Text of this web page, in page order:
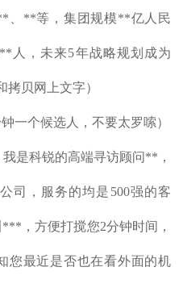
、**等，集团规模**亿人民
人，未来5年战略规划成为
贝网上文字）
一个候选人，不要太罗嗦）
是科锐的高端寻访顾问**，
司，服务的均是500强的客
，方便打搅您2分钟时间，
您最近是否也在看外面的机